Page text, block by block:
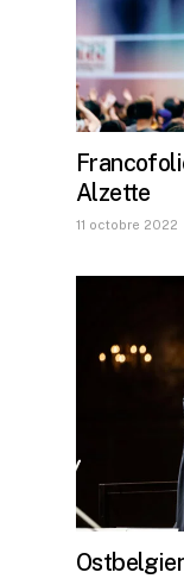
Alzette
11 octobre 2022